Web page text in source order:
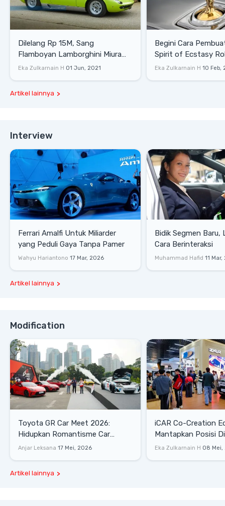
Dilelang Rp 15M, Sang
Flamboyan Lamborghini Miura
P400 S
Eka Zulkarnain H 01 Jun, 2021
Begini Cara
Spirit of Ecstasy
Eka Zulkarnain H 10 Feb,
Artikel lainnya
Interview
Ferrari Amalfi Untuk Miliarder
yang Peduli Gaya Tanpa Pamer
Wahyu Hariantono 17 Mar, 2026
Bidik Segmen Baru,
Cara Berinteraksi
Muhammad Hafid 11
Artikel lainnya
Modification
Toyota GR Car Meet 2026:
Hidupkan Romantisme Car
Culture Era 90-an
Anjar Leksana 17 Mei, 2026
iCAR Co-Creation
Mantapkan Posisi
Gaya Hidup
Eka Zulkarnain H 08 Mei,
Artikel lainnya